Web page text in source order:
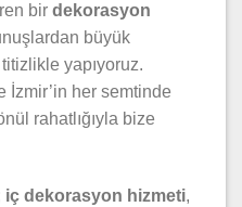
bir dekorasyon
büyük
yapıyoruz.
İzmir’in her semtinde
rahatlığıyla bize
iç dekorasyon hizmeti,